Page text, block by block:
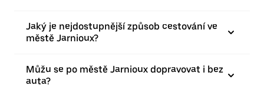
Jaký je nejdostupnější způsob cestování ve
městě Jarnioux?
Můžu se po městě Jarnioux dopravovat i bez
auta?